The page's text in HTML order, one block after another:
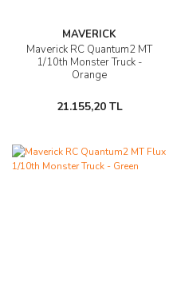
MAVERICK
Maverick RC Quantum2 MT
1/10th Monster Truck -
Orange
21.155,20 TL